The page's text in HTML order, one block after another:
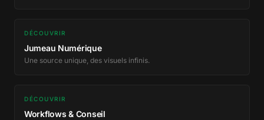
DÉCOUVRIR
Jumeau Numérique
Une source unique, des visuels infinis.
DÉCOUVRIR
Workflows & Conseil